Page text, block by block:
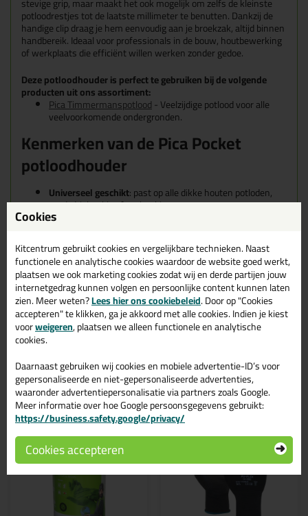
potloodrestjes tot de laatste millimeter te benutten. Dankzij de
handige clip draag je hem eenvoudig aan je broekzak, altijd binnen
handbereik. Ideaal voor professionals in de bouw, houtbewerking
of werkplaats die efficiënt willen werken zonder gedoe.
Deze potloodhouder is perfect te gebruiken bij de volgende
producten uit ons assortiment:
Pica Timmermanspotlood- Veelzijdige potlood voor alle
veelvoorkomende ondergronden.
Kenmerken van de Pica Pocket
potloodhouder
Universeel geschikt: past op alle dikke houten potloden,
rond, driehoekig of zeshoekig
Slimme klemfunctie
Geïntegreerde puntenslijper: met koolstofstalen mes en
veiligheidsbeugel voor snel, nauwkeurig slijpen
Clip met versterking: voor een stevige bevestiging aan
broekzak of gereedschapsriem
Altijd gebruiksklaar: ook kleine potloodstukjes zijn volledig
bruikbaar
Gerelateerde producten
Cookies
Kitcentrum gebruikt cookies en vergelijkbare technieken. Naast
functionele en analytische cookies waardoor de website goed werkt,
plaatsen we ook marketing cookies zodat wij en derde partijen jouw
internetgedrag kunnen volgen en persoonlijke content kunnen laten
zien. Meer weten?Lees hier ons cookiebeleid. Door op "Cookies
accepteren" te klikken, ga je akkoord met alle cookies. Indien je kiest
voorweigeren, plaatsen we alleen functionele en analytische
cookies.
Daarnaast gebruiken wij cookies en mobiele advertentie-ID’s voor
gepersonaliseerde en niet-gepersonaliseerde advertenties,
waaronder advertentiepersonalisatie via partners zoals Google.
Meer informatie over hoe Google persoonsgegevens gebruikt:
https://business.safety.google/privacy/
Cookies accepteren